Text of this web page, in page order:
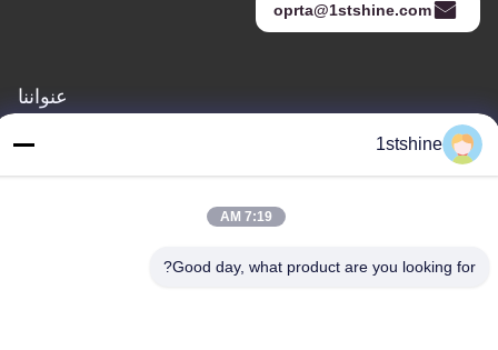
oprta@1stshine.com
عنواننا
العنوان1stshine
7:19 AM
Good day, what product are you looking for?